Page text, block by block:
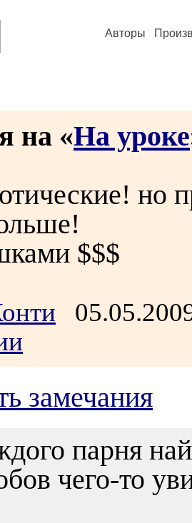
Авторы
на «На уроке
но
$$$
замечания
парня
чего-то